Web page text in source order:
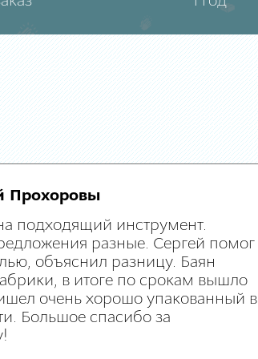
Прохоровы
подходящий инструмент.
разные. Сергей помог
объяснил разницу. Баян
в итоге по срокам вышло
очень хорошо упакованный в
Большое спасибо за